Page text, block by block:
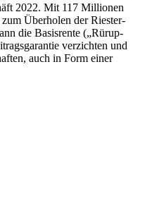
2022. Mit 117 Millionen
Überholen der Riester-
die Basisrente („Rürup-
verzichten und
auch in Form einer